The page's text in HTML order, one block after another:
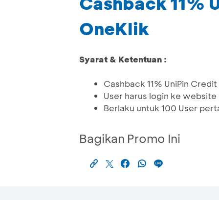
OneKlik
Syarat & Ketentuan :
Cashback 11% UniPin
User harus login ke
Berlaku untuk 100 User
Bagikan Promo Ini